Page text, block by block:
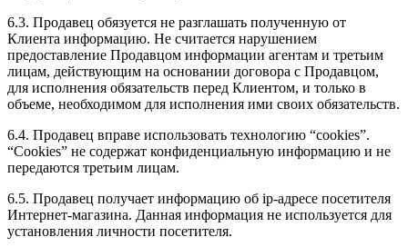
6.3. Продавец обязуется не разглашать полученную от
Клиента информацию. Не считается нарушением
предоставление Продавцом информации агентам и третьим
лицам, действующим на основании договора с Продавцом,
для исполнения обязательств перед Клиентом, и только в
объеме, необходимом для исполнения ими своих обязательств.
6.4. Продавец вправе использовать технологию “cookies”.
“Cookies” не содержат конфиденциальную информацию и не
передаются третьим лицам.
6.5. Продавец получает информацию об ip-адресе посетителя
Интернет-магазина. Данная информация не используется для
установления личности посетителя.